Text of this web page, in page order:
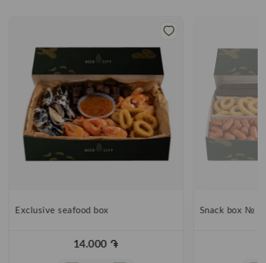
Exclusive seafood box
14.000 ֏
Snack box № 3